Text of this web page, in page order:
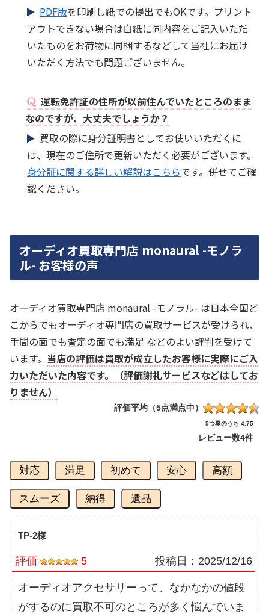
PDF版を印刷し紙での提出でもOKです。プリント
アウトできない場合は白紙に同内容をご記入いただ
いたものをお荷物に同梱するなどして当社にお届け
いただく方法でも問題ございません。
運転免許証の住所が以前住んでいたところのまま
なのですが、大丈夫でしょうか？
買取の際に身分証明書としてお使いいただくに
は、現在のご住所で更新いただく必要がございます。
身分証に関する詳しい解説はこちらです。併せてご確
認ください。
オーディオ買取専門店 monaural -モノラ
ル- お客様の声
オーディオ買取専門店 monaural -モノラル- は日本全国ど
こからでもオーディオ専門店の買取サービスが受けられ、
手間の面でも査定の面でも満足 などのよい評判を受けて
います。 当店の評価は買取が成立したお客様に実際にご入
力いただいた内容です。（評価謝礼サービスなどはしてお
りません）
評価平均（5点満点中）
5つ星のうち 4.75
レビュー数4件
対応 満足 初めて 安心 高額
スムーズ 納得 遺品
TP-2様
評価 5 投稿日： 2025/12/16
オーディオアクセサリーって、なかなかの値段
がするのに買取不可のところが多く悩んでいま